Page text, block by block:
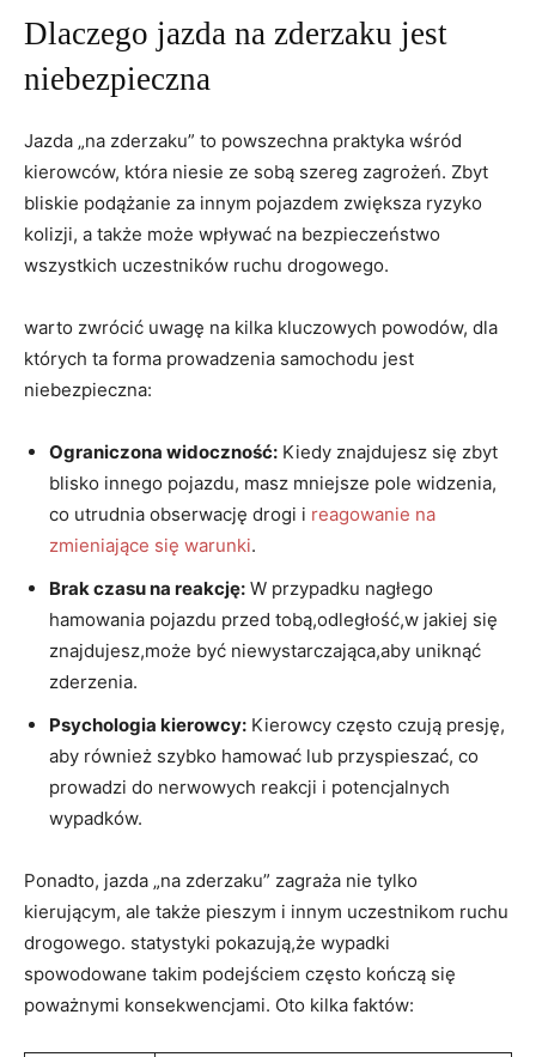
Dlaczego jazda na zderzaku jest
niebezpieczna
Jazda „na zderzaku” to powszechna praktyka wśród
kierowców, która niesie ze sobą szereg zagrożeń. Zbyt
bliskie podążanie za innym pojazdem zwiększa ryzyko
kolizji, a także może wpływać na bezpieczeństwo
wszystkich uczestników ruchu drogowego.
warto zwrócić uwagę na kilka kluczowych powodów, dla
których ta forma prowadzenia samochodu jest
niebezpieczna:
Ograniczona widoczność: Kiedy znajdujesz się zbyt
blisko innego pojazdu, masz mniejsze pole widzenia,
co utrudnia obserwację drogi i reagowanie na
zmieniające się warunki.
Brak czasu na reakcję: W przypadku nagłego
hamowania pojazdu przed tobą,odległość,w jakiej się
znajdujesz,może być niewystarczająca,aby uniknąć
zderzenia.
Psychologia kierowcy: Kierowcy często czują presję,
aby również szybko hamować lub przyspieszać, co
prowadzi do nerwowych reakcji i potencjalnych
wypadków.
Ponadto, jazda „na zderzaku” zagraża nie tylko
kierującym, ale także pieszym i innym uczestnikom ruchu
drogowego. statystyki pokazują,że wypadki
spowodowane takim podejściem często kończą się
poważnymi konsekwencjami. Oto kilka faktów: